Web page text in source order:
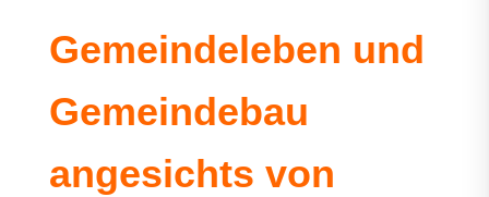
Gemeindeleben und
Gemeindebau
angesichts von